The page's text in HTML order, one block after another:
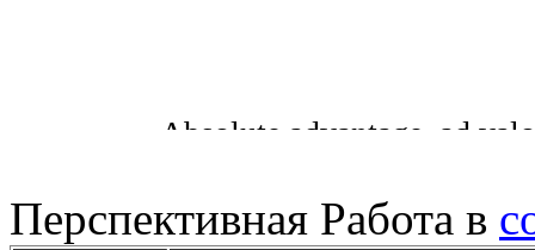
Перспективная Работа в